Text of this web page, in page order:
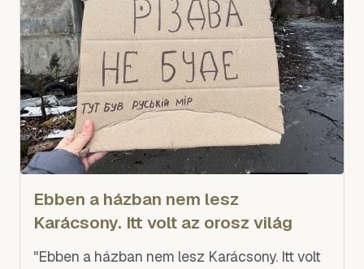
Ebben a házban nem lesz
Karácsony. Itt volt az orosz világ
"Ebben a házban nem lesz Karácsony. Itt volt